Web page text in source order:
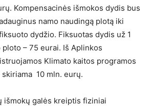
Kompensacinės išmokos dydis bus
namo naudingą plotą iki
dydžio. Fiksuotas dydis už 1
ploto – 75 eurai. Iš Aplinkos
Klimato kaitos programos
10 mln. eurų.
išmokų galės kreiptis fiziniai